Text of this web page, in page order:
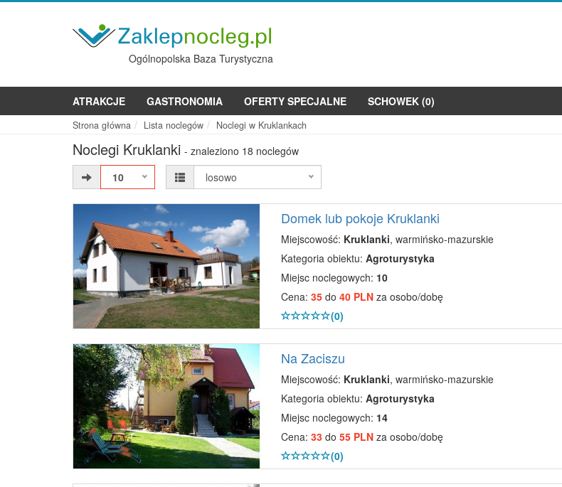
Ogólnopolska Baza Turystyczna
ATRAKCJE GASTRONOMIA OFERTY SPECJALNE SCHOWEK (0)
Strona główna Lista noclegów Noclegi w Kruklankach
Noclegi Kruklanki - znaleziono 18 noclegów
10
losowo
Domek lub pokoje Kruklanki
Miejscowość: Kruklanki, warmińsko-mazurskie
Kategoria obiektu: Agroturystyka
Miejsc noclegowych: 10
Cena: 35do 40 PLNza osobo/dobę
(0)
Na Zaciszu
Miejscowość: Kruklanki, warmińsko-mazurskie
Kategoria obiektu: Agroturystyka
Miejsc noclegowych: 14
Cena: 33do 55 PLNza osobo/dobę
(0)